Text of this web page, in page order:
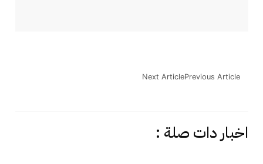
Previous Article
Next Article
اخبار دات صلة :